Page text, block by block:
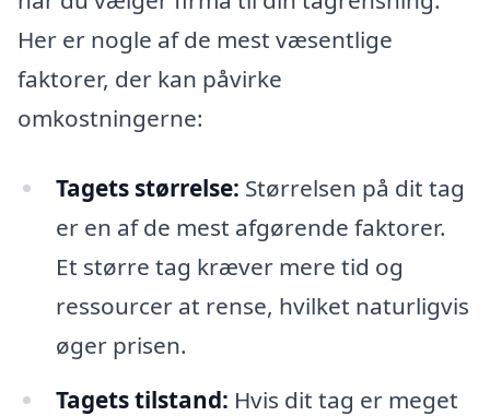
Her er nogle af de mest væsentlige
faktorer, der kan påvirke
omkostningerne:
Tagets størrelse: Størrelsen på dit tag
er en af de mest afgørende faktorer.
Et større tag kræver mere tid og
ressourcer at rense, hvilket naturligvis
øger prisen.
Tagets tilstand: Hvis dit tag er meget